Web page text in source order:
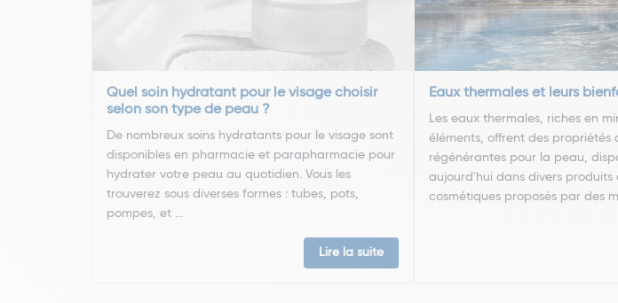
Quel soin hydratant pour le visage choisir
selon son type de peau ?
De nombreux soins hydratants pour le visage sont
disponibles en pharmacie et parapharmacie pour
hydrater votre peau au quotidien. Vous les
trouverez sous diverses formes : tubes, pots,
pompes, et ...
Lire la suite
Eaux thermales et leurs
Les eaux thermales, riches en
éléments, offrent des propriétés
régénérantes pour la peau,
aujourd'hui dans divers produits
cosmétiques proposés par des